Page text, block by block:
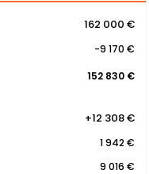
162 000 €
-9 170 €
152 830 €
+12 308 €
1 942 €
9 016 €